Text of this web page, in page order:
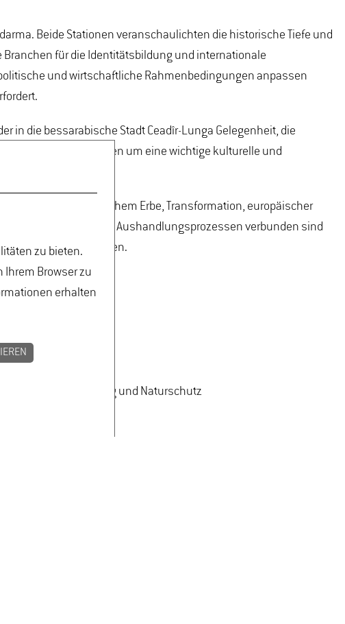
Beide Stationen veranschaulichten die historische Tiefe und
für die Identitätsbildung und internationale
und wirtschaftliche Rahmenbedingungen anpassen
in die bessarabische Stadt Ceadîr-Lunga Gelegenheit, die
Beobachtungen um eine wichtige kulturelle und
kulturhistorischem Erbe, Transformation, europäischer
mit gesellschaftlichen Aushandlungsprozessen verbunden sind
verstehen lassen.
Landschaftsplanung und Naturschutz
zu bieten.
Ihrem Browser zu
erhalten